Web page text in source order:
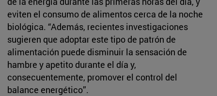
eviten el consumo de alimentos cerca de la noche
biológica. “Además, recientes investigaciones
sugieren que adoptar este tipo de patrón de
alimentación puede disminuir la sensación de
hambre y apetito durante el día y,
consecuentemente, promover el control del
balance energético”.